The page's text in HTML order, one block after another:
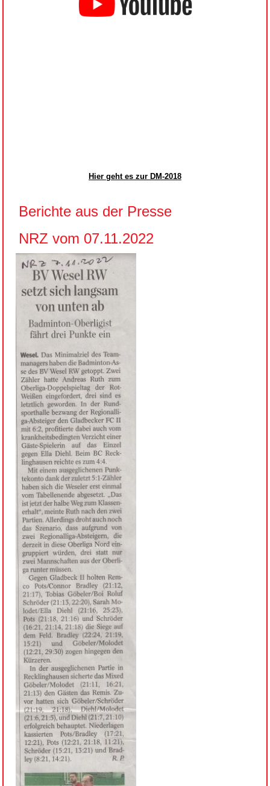
Hier geht es zur DM-2018
Berichte aus der Presse
NRZ vom 07.11.2022